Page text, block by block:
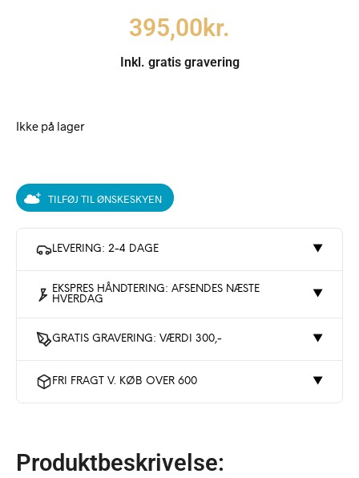
395,00kr.
Inkl. gratis gravering
Ikke på lager
TILFØJ TIL ØNSKESKYEN
LEVERING: 2-4 DAGE ▼
EKSPRES HÅNDTERING: AFSENDES NÆSTE
HVERDAG
▼
GRATIS GRAVERING: VÆRDI 300,- ▼
FRI FRAGT V. KØB OVER 600 ▼
Produktbeskrivelse: